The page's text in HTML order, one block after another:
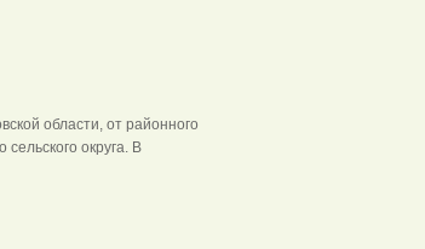
области, от районного
округа. В